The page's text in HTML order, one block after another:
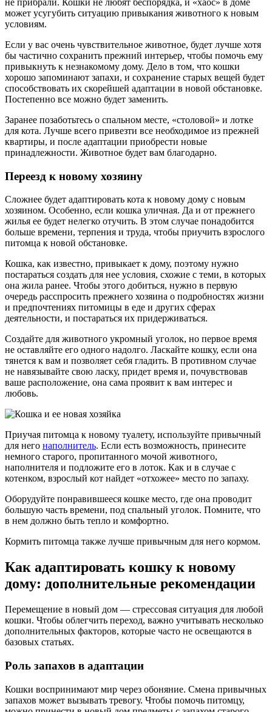
не прибрали. Кошки не любят беспорядка, и «хаос» в доме
может усугубить ситуацию привыкания животного к новым
условиям.
Если у вас очень чувствительное животное, будет лучше хотя
бы частично сохранить прежний интерьер, чтобы помочь ему
привыкнуть к незнакомому дому. Дело в том, что кошки
хорошо запоминают запахи, и сохранение старых вещей будет
способствовать их скорейшей адаптации в новой обстановке.
Постепенно все можно будет заменить.
Заранее позаботьтесь о спальном месте, «столовой» и лотке
для кота. Лучше всего привезти все необходимое из прежней
квартиры, и после адаптации приобрести новые
принадлежности. Животное будет вам благодарно.
Переезд к новому хозяину
Сложнее будет адаптировать кота к новому дому с новым
хозяином. Особенно, если кошка уличная. Да и от прежнего
жилья ее будет нелегко отучить. В этом случае понадобится
больше времени, терпения и труда, чтобы приучить взрослого
питомца к новой обстановке.
Кошка, как известно, привыкает к дому, поэтому нужно
постараться создать для нее условия, схожие с теми, в которых
она жила ранее. Чтобы этого добиться, нужно в первую
очередь расспросить прежнего хозяина о подробностях жизни
и предпочтениях питомицы в еде и других сферах
деятельности, и постараться их придерживаться.
Создайте для животного укромный уголок, но первое время
не оставляйте его одного надолго. Ласкайте кошку, если она
тянется к вам и позволяет себя гладить. В противном случае
не навязывайте свою ласку, придет время и, почувствовав
ваше расположение, она сама проявит к вам интерес и
любовь.
Приучая питомца к новому туалету, используйте привычный
для него наполнитель. Если есть возможность, принесите
немного старого, пропитанного мочой животного,
наполнителя и подложите его в лоток. Как и в случае с
котенком, взрослый кот найдет «отхожее» место по запаху.
Оборудуйте понравившееся кошке место, где она проводит
большую часть времени, под спальный уголок. Помните, что
в нем должно быть тепло и комфортно.
Кормить питомца также лучше привычным для него кормом.
Как адаптировать кошку к новому
дому: дополнительные рекомендации
Перемещение в новый дом — стрессовая ситуация для любой
кошки. Чтобы облегчить переход, важно учитывать несколько
дополнительных факторов, которые часто не освещаются в
базовых статьях.
Роль запахов в адаптации
Кошки воспринимают мир через обоняние. Смена привычных
запахов может вызывать тревогу. Чтобы помочь питомцу,